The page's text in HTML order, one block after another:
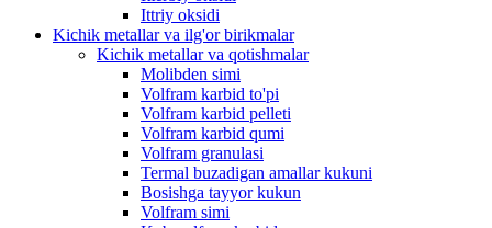
Ittriy oksidi
Kichik metallar va ilg'or birikmalar
Kichik metallar va qotishmalar
Molibden simi
Volfram karbid to'pi
Volfram karbid pelleti
Volfram karbid qumi
Volfram granulasi
Termal buzadigan amallar kukuni
Bosishga tayyor kukun
Volfram simi